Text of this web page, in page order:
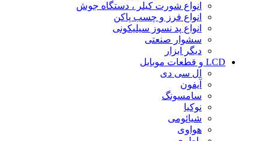
انواع شورت کیلر ، دستگاه جوش
انواع فرز و چسب پاکن
انواع پد نسوز سیلیکونی
سشوار صنعتی
دیگر ابزار
LCD و قطعات موبایل
ال سی دی
آیفون
سامسونگ
نوکیا
شیائومی
هواوی